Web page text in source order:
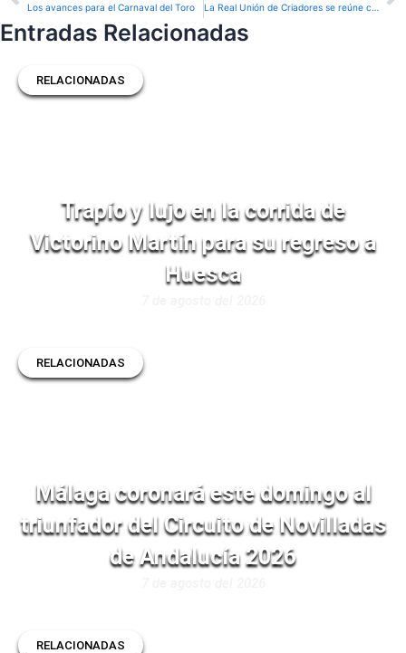
Los avances para el Carnaval del Toro La Real Unión de Criadores se reúne con la Conselleria de Agricultura, Ganadería y Pesca de la Generalitat Valenciana
Entradas Relacionadas
RELACIONADAS
Trapío y lujo en la corrida de
Victorino Martín para su regreso a
Huesca
RELACIONADAS
Málaga coronará este domingo al
triunfador del Circuito de Novilladas
de Andalucía 2026
RELACIONADAS